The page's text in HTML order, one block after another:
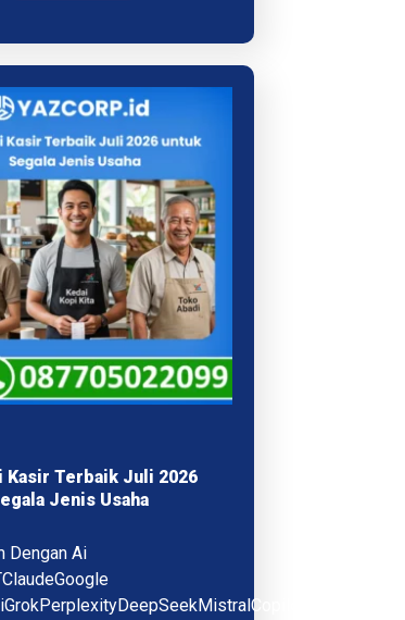
Kasir Terbaik Juli 2026
Jenis Usaha
Dengan Ai